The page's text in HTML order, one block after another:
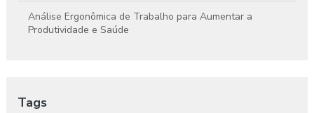
Análise Ergonômica de Trabalho para Aumentar a
Produtividade e Saúde
Análise Ergonômica de Trabalho: Guia Completo
Tags